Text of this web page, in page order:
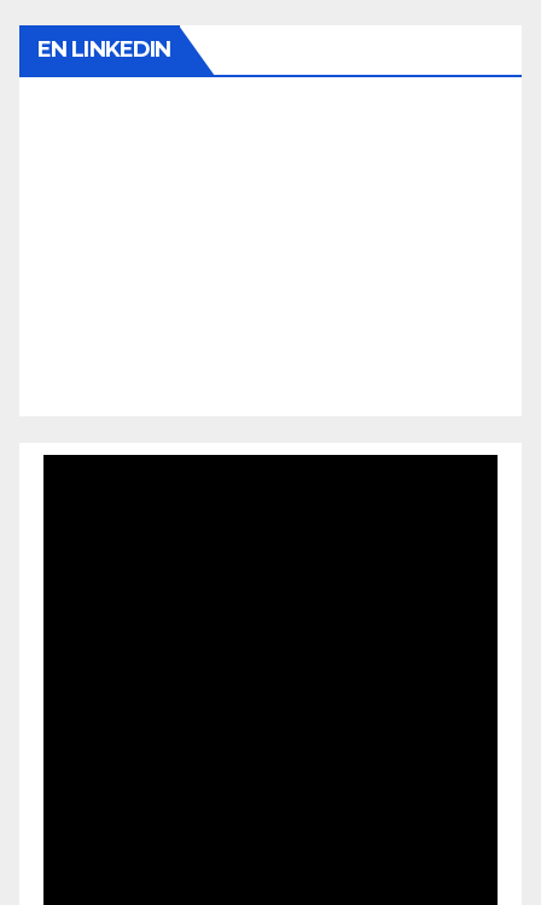
EN LINKEDIN